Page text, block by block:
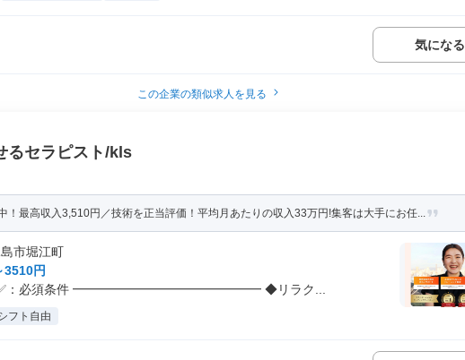
気になる
この企業の類似求人を見る
るセラピスト/kls
！最高収入3,510円／技術を正当評価！平均月あたりの収入33万円!集客は大手にお任...
市堀江町
3510円
: ✅：必須条件 ━━━━━━━━━━━━━━━ ◆リラク...
フト自由